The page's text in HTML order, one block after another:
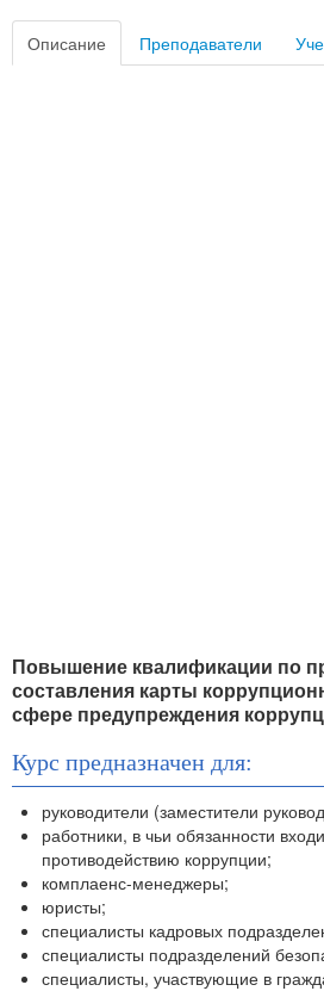
Описание Преподаватели
Повышение квалификации по
составления карты
сфере предупреждения
Курс предназначен для:
руководители (заместители
работники, в чьи обязанности
противодействию коррупции;
комплаенс-менеджеры;
юристы;
специалисты кадровых
специалисты подразделений
специалисты, участвующие в